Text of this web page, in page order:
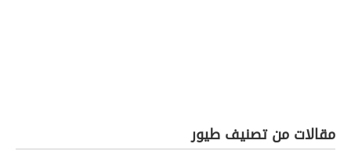
مقالات من تصنيف طيور